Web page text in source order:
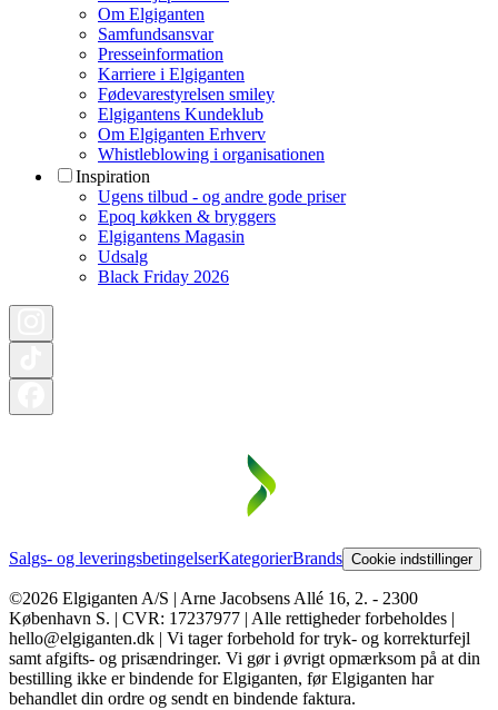
Om Elgiganten
Samfundsansvar
Presseinformation
Karriere i Elgiganten
Fødevarestyrelsen smiley
Elgigantens Kundeklub
Om Elgiganten Erhverv
Whistleblowing i organisationen
Inspiration
Ugens tilbud - og andre gode priser
Epoq køkken & bryggers
Elgigantens Magasin
Udsalg
Black Friday 2026
Salgs- og leveringsbetingelserKategorierBrands Cookie indstillinger
©2026 Elgiganten A/S | Arne Jacobsens Allé 16, 2. - 2300
København S. | CVR: 17237977 | Alle rettigheder forbeholdes |
hello@elgiganten.dk | Vi tager forbehold for tryk- og korrekturfejl
samt afgifts- og prisændringer. Vi gør i øvrigt opmærksom på at din
bestilling ikke er bindende for Elgiganten, før Elgiganten har
behandlet din ordre og sendt en bindende faktura.